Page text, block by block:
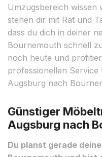
Umzugsbereich wissen
stehen dir mit Rat und
dass du dich in deiner
Bournemouth schnell
noch heute und
professionellen
Augsburg nach
Günstiger
Augsburg nach
Du planst gerade